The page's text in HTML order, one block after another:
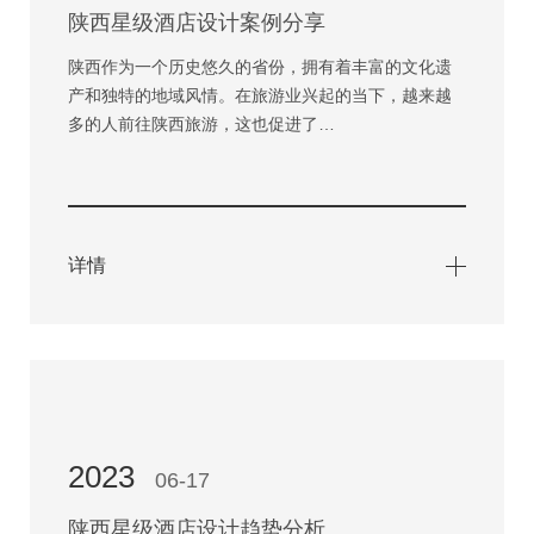
陕西星级酒店设计案例分享
陕西作为一个历史悠久的省份，拥有着丰富的文化遗
产和独特的地域风情。在旅游业兴起的当下，越来越
多的人前往陕西旅游，这也促进了…
详情
2023 06-17
陕西星级酒店设计趋势分析